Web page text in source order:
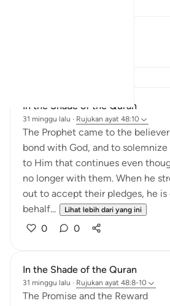
In the Shade of the Quran
31 minggu lalu · Rujukan ayat 48:10
The Prophet came to the
bond with God, and to
to Him that continues even
no longer with them. When he
out to accept their pledges, he is
behalf...
Lihat lebih dari yang ini
0 0
In the Shade of the Quran
31 minggu lalu · Rujukan ayat 48:8-10
The Promise and the Reward